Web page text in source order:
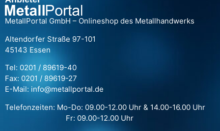
MetallPortal GmbH – Onlineshop des Metallhandwerks
Altendorfer Straße 97-101
45143 Essen
Tel: 0201 / 89619-40
Fax: 0201 / 89619-27
E-Mail: info@metallportal.de
Telefonzeiten: Mo-Do: 09.00-12.00 Uhr & 14.00-16.00 Uhr
Fr: 09.00-12.00 Uhr